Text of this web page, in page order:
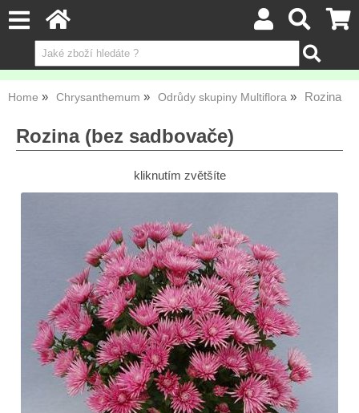
Home Chrysanthemum Odrůdy skupiny Multiflora Rozina
Rozina (bez sadbovače)
kliknutím zvětšíte